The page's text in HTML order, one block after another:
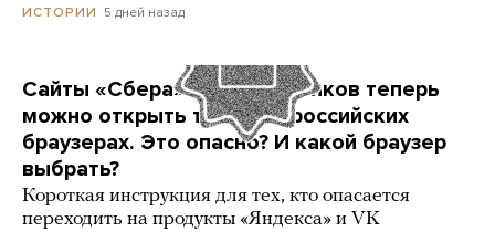
ИСТОРИИ 5 дней назад
Сайты «Сбера» и других банков теперь
можно открыть только в российских
браузерах. Это опасно? И какой браузер
выбрать?
Короткая инструкция для тех, кто опасается
переходить на продукты «Яндекса» и VK